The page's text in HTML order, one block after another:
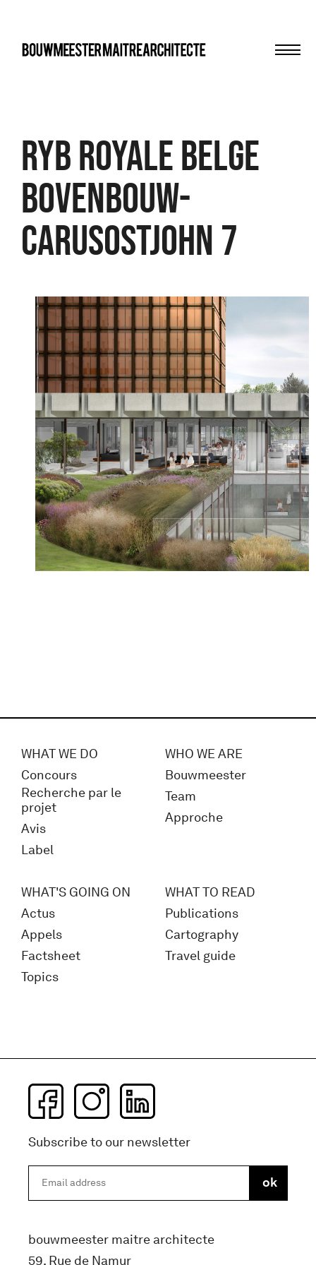
RYB Royale Belge
Bovenbouw-
CarusoStJohn 7
WHAT WE DO
Concours
Recherche par le
projet
Avis
Label
WHO WE ARE
Bouwmeester
Team
Approche
WHAT'S GOING ON
Actus
Appels
Factsheet
Topics
WHAT TO READ
Publications
Cartography
Travel guide
Subscribe to our newsletter
bouwmeester maitre architecte
59, Rue de Namur